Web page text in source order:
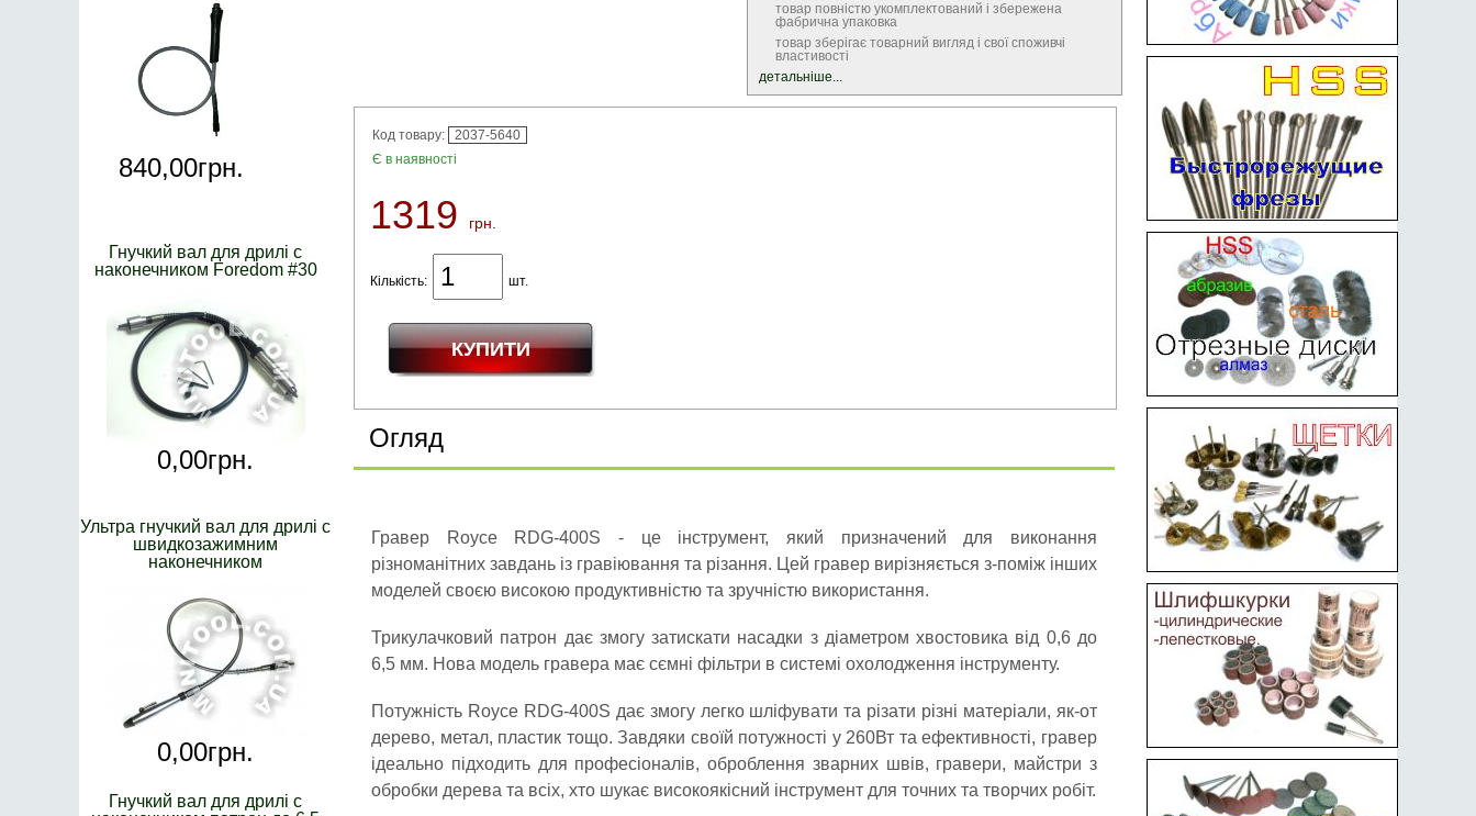
товар повністю укомплектований і збережена
фабрична упаковка
товар зберігає товарний вигляд і свої споживчі
властивості
детальніше...
Код товару:
2037-5640
Є в наявності
1319 грн.
Кількість: шт.
Огляд
Гравер Royce RDG-400S - це інструмент, який призначений для виконання
різноманітних завдань із гравіювання та різання. Цей гравер вирізняється з-поміж інших
моделей своєю високою продуктивністю та зручністю використання.
Трикулачковий патрон дає змогу затискати насадки з діаметром хвостовика від 0,6 до
6,5 мм. Нова модель гравера має сємні фільтри в системі охолодження інструменту.
Потужність Royce RDG-400S дає змогу легко шліфувати та різати різні матеріали, як-от
дерево, метал, пластик тощо. Завдяки своїй потужності у 260Вт та ефективності, гравер
ідеально підходить для професіоналів, оброблення зварних швів, гравери, майстри з
обробки дерева та всіх, хто шукає високоякісний інструмент для точних та творчих робіт.
840,00грн.
Гнучкий вал для дрилі с
наконечником Foredom #30
0,00грн.
Ультра гнучкий вал для дрилі с
швидкозажимним
наконечником
0,00грн.
Гнучкий вал для дрилі с